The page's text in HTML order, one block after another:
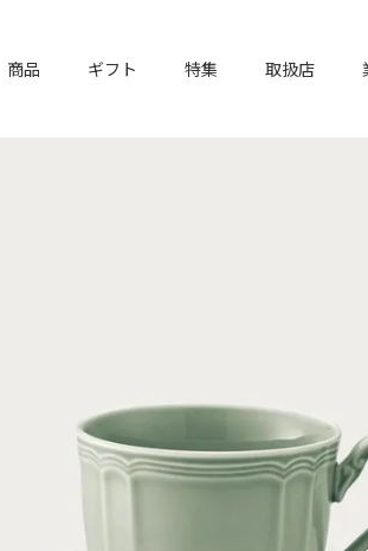
商品 ギフト 特集 取扱店